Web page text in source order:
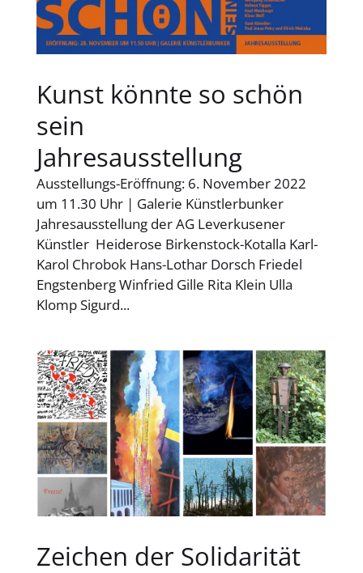
Kunst könnte so schön
sein
Jahresausstellung
Ausstellungs-Eröffnung: 6. November 2022
um 11.30 Uhr | Galerie Künstlerbunker
Jahresausstellung der AG Leverkusener
Künstler Heiderose Birkenstock-Kotalla Karl-
Karol Chrobok Hans-Lothar Dorsch Friedel
Engstenberg Winfried Gille Rita Klein Ulla
Klomp Sigurd...
Zeichen der Solidarität